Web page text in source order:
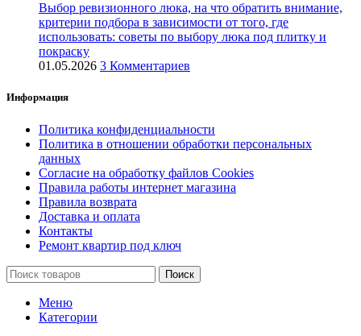
Выбор ревизионного люка, на что обратить внимание,
критерии подбора в зависимости от того, где
использовать: советы по выбору люка под плитку и
покраску
01.05.2026 3 Комментариев
Информация
Политика конфиденциальности
Политика в отношении обработки персональных
данных
Согласие на обработку файлов Cookies
Правила работы интернет магазина
Правила возврата
Доставка и оплата
Контакты
Ремонт квартир под ключ
Поиск
Меню
Категории